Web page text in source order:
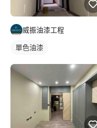
威振油漆工程
單色油漆